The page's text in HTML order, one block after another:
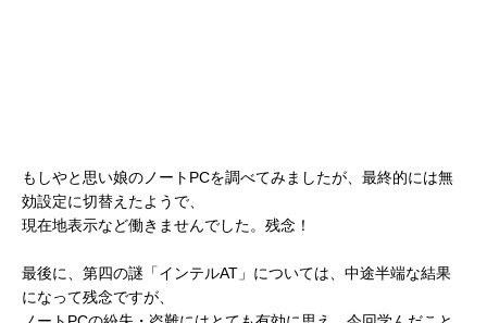
もしやと思い娘のノートPCを調べてみましたが、最終的には無
効設定に切替えたようで、
現在地表示など働きませんでした。残念！
最後に、第四の謎「インテルAT」については、中途半端な結果
になって残念ですが、